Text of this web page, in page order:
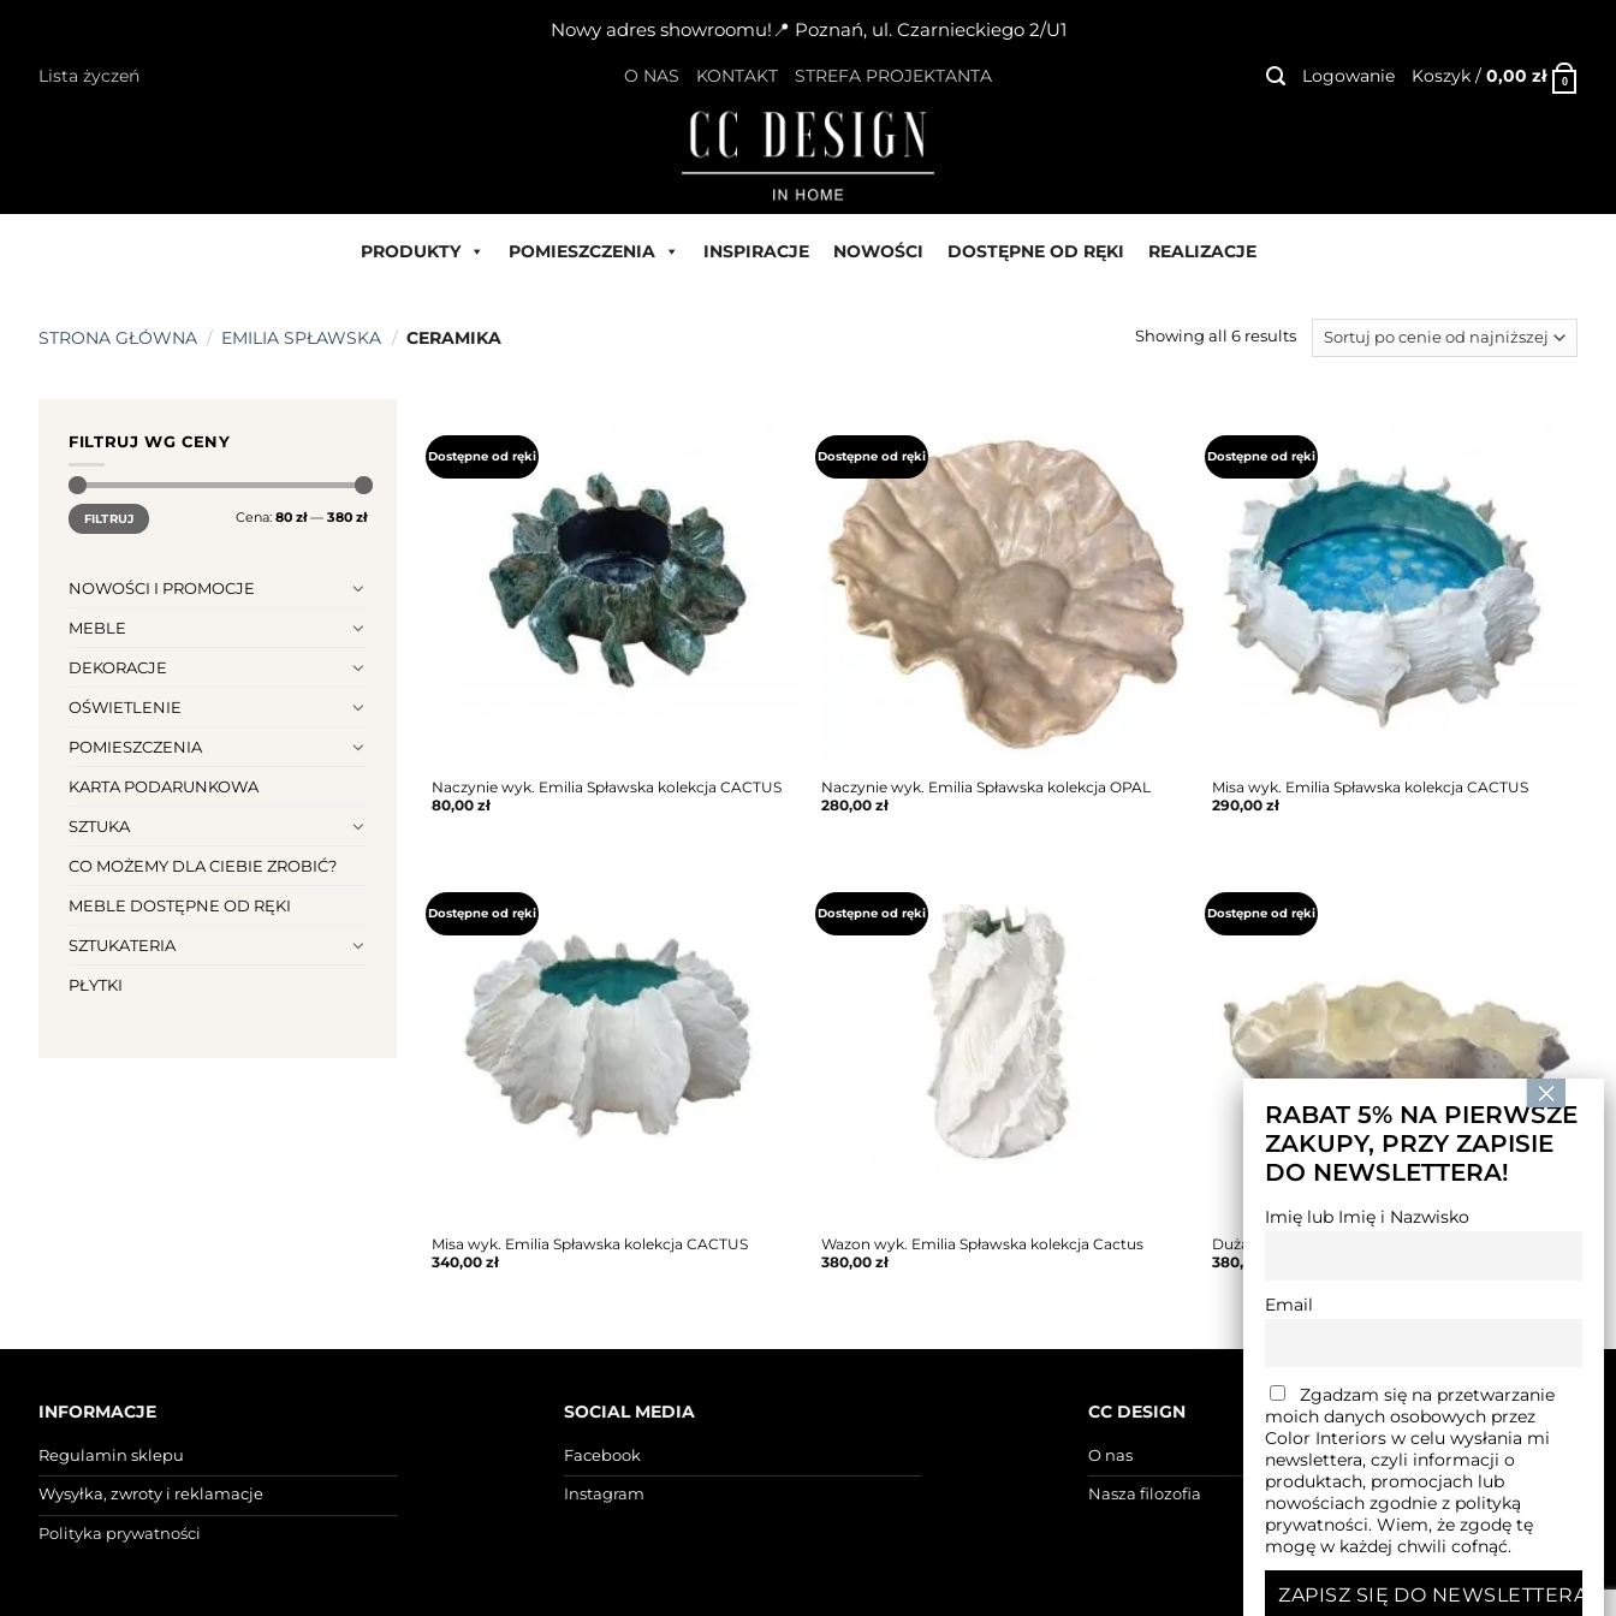
Nowy adres showroomu!📍 Poznań, ul. Czarnieckiego 2/U1
Lista życzeń O NAS KONTAKT STREFA PROJEKTANTA Logowanie Koszyk / 0,00 zł 0
PRODUKTY POMIESZCZENIA INSPIRACJE NOWOŚCI DOSTĘPNE OD RĘKI REALIZACJE
STRONA GŁÓWNA / EMILIA SPŁAWSKA / CERAMIKA Showing all 6 results
FILTRUJ WG CENY
Cena
min.
Cena
maks.
FILTRUJ Cena: 80 zł— 380 zł
NOWOŚCI I PROMOCJE
MEBLE
DEKORACJE
OŚWIETLENIE
POMIESZCZENIA
KARTA PODARUNKOWA
SZTUKA
CO MOŻEMY DLA CIEBIE ZROBIĆ?
MEBLE DOSTĘPNE OD RĘKI
SZTUKATERIA
PŁYTKI
Dostępne od ręki
Naczynie wyk. Emilia Spławska kolekcja CACTUS
80,00zł
Dostępne od ręki
Naczynie wyk. Emilia Spławska kolekcja OPAL
280,00zł
Dostępne od ręki
Misa wyk. Emilia Spławska kolekcja CACTUS
290,00 zł
Dostępne od ręki
Misa wyk. Emilia Spławska kolekcja CACTUS
340,00zł
Dostępne od ręki
Wazon wyk. Emilia Spławska kolekcja Cactus
380,00zł
Dostępne od ręki
Duża misa wyk. Emilia Spławska
380,00
INFORMACJE
Regulamin sklepu
Wysyłka, zwroty i reklamacje
Polityka prywatności
SOCIAL MEDIA
Facebook
Instagram
CC DESIGN
O nas
Nasza filozofia
RABAT 5% NA PIERWSZE
ZAKUPY, PRZY ZAPISIE
DO NEWSLETTERA!
Imię lub Imię i Nazwisko
Email
Zgadzam się na przetwarzanie
moich danych osobowych przez
Color Interiors w celu wysłania mi
newslettera, czyli informacji o
produktach, promocjach lub
nowościach zgodnie z polityką
prywatności. Wiem, że zgodę tę
mogę w każdej chwili cofnąć.